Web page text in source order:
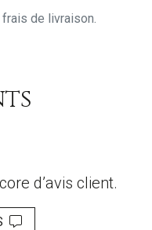
de livraison.
d’avis client.